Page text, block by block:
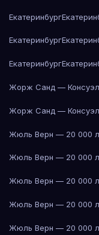
Екатеринбург
Екатеринбург
Екатеринбург
Жорж Санд —
Жорж Санд —
Жюль Верн — 20 000
Жюль Верн — 20 000
Жюль Верн — 20 000
Жюль Верн — 20 000
Жюль Верн — 20 000